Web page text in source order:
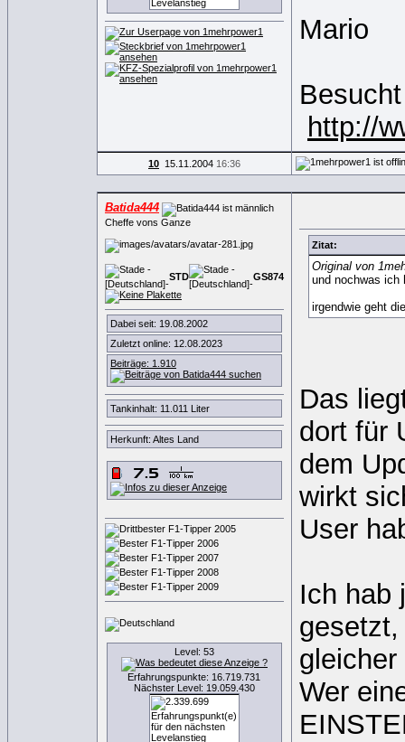
Mario
http://
10 15.11.2004 16:36
Batida444
Cheffe vons Ganze
STD GS874
Dabei seit: 19.08.2002
Zuletzt online: 12.08.2023
Beiträge: 1.910
Tankinhalt: 11.011 Liter
Herkunft: Altes Land
Level: 53
Erfahrungspunkte: 16.719.731
Nächster Level: 19.059.430
Zitat:
Original von
und nochwas ich
irgendwie geht
Das
dort für
dem
wirkt
User
Ich hab
Wer